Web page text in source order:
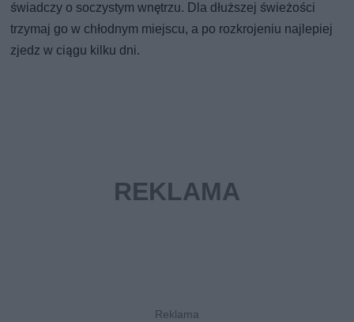
świadczy o soczystym wnętrzu. Dla dłuższej świeżości
trzymaj go w chłodnym miejscu, a po rozkrojeniu najlepiej
zjedz w ciągu kilku dni.